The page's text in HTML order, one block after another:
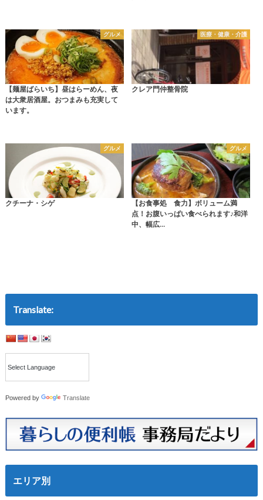
グルメ
【麺屋ばらいち】昼はらーめん、夜
は大衆居酒屋。おつまみも充実して
います。
医療・健康・介護
クレア門仲整骨院
グルメ
クチーナ・シゲ
グルメ
【お食事処 食力】ボリューム満
点！お腹いっぱい食べられます♪和洋
中、幅広…
Translate:
Powered by Translate
エリア別